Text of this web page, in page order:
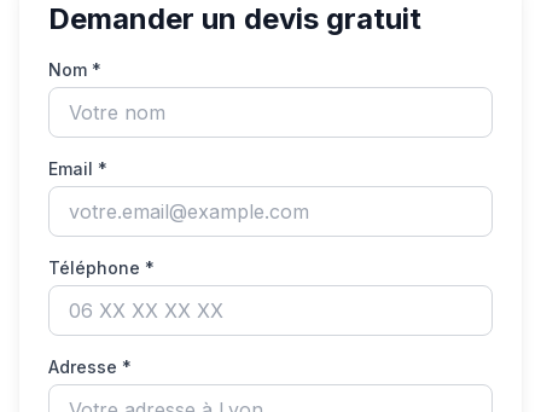
Demander un devis gratuit
Nom *
Email *
Téléphone *
Adresse *